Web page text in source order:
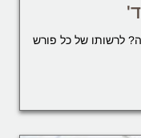
לרשותו של כל פורש